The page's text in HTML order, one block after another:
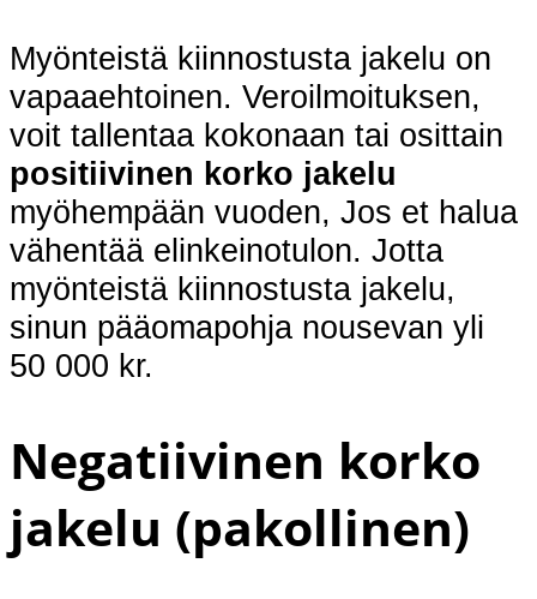
Myönteistä kiinnostusta jakelu on
vapaaehtoinen. Veroilmoituksen,
voit tallentaa kokonaan tai osittain
positiivinen korko jakelu
myöhempään vuoden, Jos et halua
vähentää elinkeinotulon. Jotta
myönteistä kiinnostusta jakelu,
sinun pääomapohja nousevan yli
50 000 kr.
Negatiivinen korko
jakelu (pakollinen)